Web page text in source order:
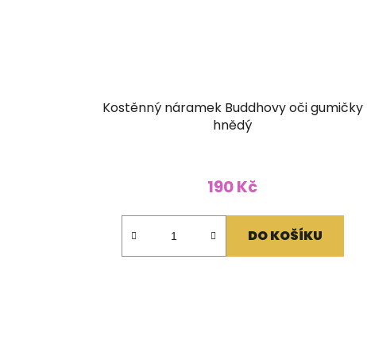
Kostěnný náramek Buddhovy oči gumičky
hnědý
190 Kč
DO KOŠÍKU